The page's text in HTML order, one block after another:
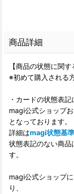
商品詳細
【商品の状態に関す
※初めて購入される
・カードの状態表記
magi公式ショップ
となっております。
詳細はmagi状態基
状態表記のない商品
す。
magi公式ショップ
り、